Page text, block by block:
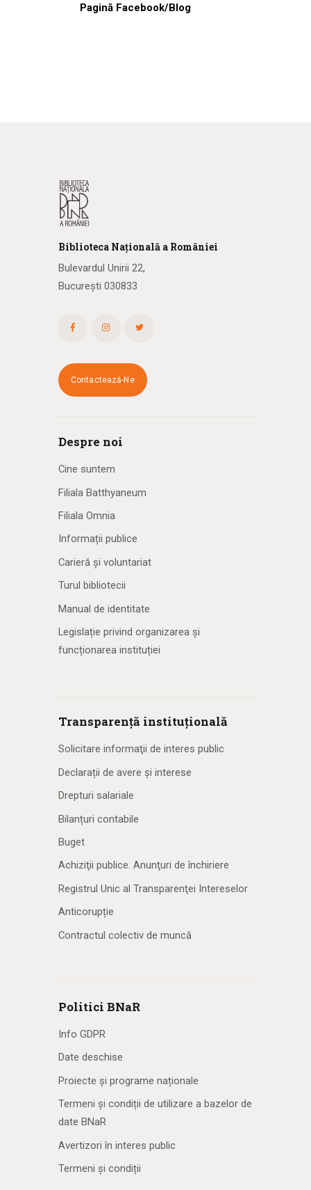
Pagină Facebook/Blog
Biblioteca Națională a României
Bulevardul Unirii 22,
București 030833
Contactează-Ne
Despre noi
Cine suntem
Filiala Batthyaneum
Filiala Omnia
Informații publice
Carieră și voluntariat
Turul bibliotecii
Manual de identitate
Legislație privind organizarea și
funcționarea instituției
Transparență instituțională
Solicitare informaţii de interes public
Declarații de avere și interese
Drepturi salariale
Bilanțuri contabile
Buget
Achiziţii publice. Anunţuri de închiriere
Registrul Unic al Transparenţei Intereselor
Anticorupție
Contractul colectiv de muncă
Politici BNaR
Info GDPR
Date deschise
Proiecte și programe naționale
Termeni și condiții de utilizare a bazelor de
date BNaR
Avertizori în interes public
Termeni și condiții